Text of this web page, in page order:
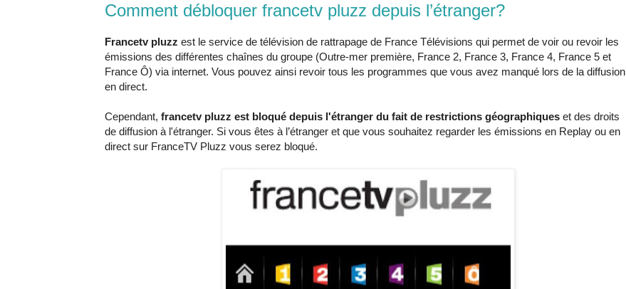
Comment débloquer francetv pluzz depuis l’étranger?
Francetv pluzz est le service de télévision de rattrapage de France Télévisions qui permet de voir ou revoir les
émissions des différentes chaînes du groupe (Outre-mer première, France 2, France 3, France 4, France 5 et
France Ô) via internet. Vous pouvez ainsi revoir tous les programmes que vous avez manqué lors de la diffusion
en direct.
Cependant, francetv pluzz est bloqué depuis l'étranger du fait de restrictions géographiques et des droits
de diffusion à l'étranger. Si vous êtes à l’étranger et que vous souhaitez regarder les émissions en Replay ou en
direct sur FranceTV Pluzz vous serez bloqué.